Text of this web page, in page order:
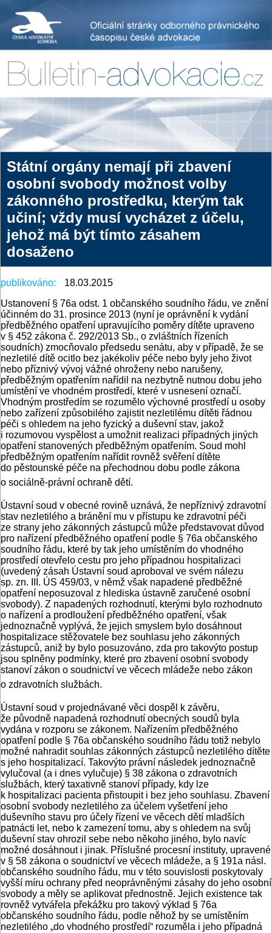
Státní orgány nemají při zbavení
osobní svobody možnost volby
zákonného prostředku, kterým tak
učiní; vždy musí vycházet z účelu,
jehož má být tímto zásahem
dosaženo
publikováno:
18.03.2015
Ustanovení § 76a odst. 1 občanského soudního řádu, ve znění
účinném do 31. prosince 2013 (nyní je oprávnění k vydání
předběžného opatření upravujícího poměry dítěte upraveno
v § 452 zákona č. 292/2013 Sb., o zvláštních řízeních
soudních) zmocňovalo předsedu senátu, aby v případě, že se
nezletilé dítě ocitlo bez jakékoliv péče nebo byly jeho život
nebo příznivý vývoj vážné ohroženy nebo narušeny,
předběžným opatřením nařídil na nezbytně nutnou dobu jeho
umístění ve vhodném prostředí, které v usnesení označí.
Vhodným prostředím se rozumělo výchovné prostředí u osoby
nebo zařízení způsobilého zajistit nezletilému dítěti řádnou
péči s ohledem na jeho fyzický a duševní stav, jakož
i rozumovou vyspělost a umožnit realizaci případných jiných
opatření stanovených předběžným opatřením. Soud mohl
předběžným opatřením nařídit rovněž svěření dítěte
do pěstounské péče na přechodnou dobu podle zákona
o sociálně-právní ochraně dětí.
Ústavní soud v obecné rovině uznává, že nepříznivý zdravotní
stav nezletilého a bránění mu v přístupu ke zdravotní péči
ze strany jeho zákonných zástupců může představovat důvod
pro nařízení předběžného opatření podle § 76a občanského
soudního řádu, které by tak jeho umístěním do vhodného
prostředí otevřelo cestu pro jeho případnou hospitalizaci
(uvedený zásah Ústavní soud aproboval ve svém nálezu
sp. zn. III. ÚS 459/03, v němž však napadené předběžné
opatření neposuzoval z hlediska ústavně zaručené osobní
svobody). Z napadených rozhodnutí, kterými bylo rozhodnuto
o nařízení a prodloužení předběžného opatření, však
jednoznačně vyplývá, že jejich smyslem bylo dosáhnout
hospitalizace stěžovatele bez souhlasu jeho zákonných
zástupců, aniž by bylo posuzováno, zda pro takovýto postup
jsou splněny podmínky, které pro zbavení osobní svobody
stanoví zákon o soudnictví ve věcech mládeže nebo zákon
o zdravotních službách.
Ústavní soud v projednávané věci dospěl k závěru,
že původně napadená rozhodnutí obecných soudů byla
vydána v rozporu se zákonem. Nařízením předběžného
opatření podle § 76a občanského soudního řádu totiž nebylo
možné nahradit souhlas zákonných zástupců nezletilého dítěte
s jeho hospitalizací. Takovýto právní následek jednoznačně
vylučoval (a i dnes vylučuje) § 38 zákona o zdravotních
službách, který taxativně stanoví případy, kdy lze
k hospitalizaci pacienta přistoupit i bez jeho souhlasu. Zbavení
osobní svobody nezletilého za účelem vyšetření jeho
duševního stavu pro účely řízení ve věcech dětí mladších
patnácti let, nebo k zamezení tomu, aby s ohledem na svůj
duševní stav ohrozil sebe nebo někoho jiného, bylo navíc
možné dosáhnout i jinak. Příslušné procesní instituty, upravené
v § 58 zákona o soudnictví ve věcech mládeže, a § 191a násl.
občanského soudního řádu, mu v této souvislosti poskytovaly
vyšší míru ochrany před neoprávněnými zásahy do jeho osobní
svobody a měly se aplikovat přednostně. Jejich existence tak
rovněž vytvářela překážku pro takový výklad § 76a
občanského soudního řádu, podle něhož by se umístěním
nezletilého „do vhodného prostředí“ rozuměla i jeho případná